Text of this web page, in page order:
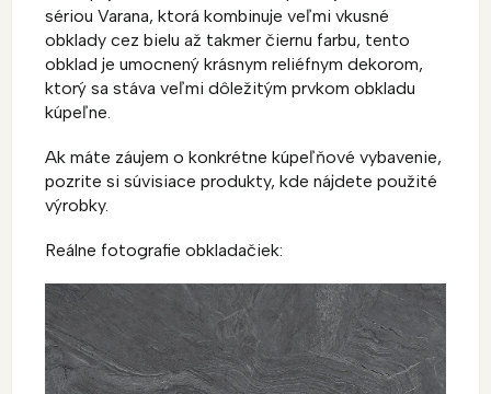
sériou Varana, ktorá kombinuje veľmi vkusné
obklady cez bielu až takmer čiernu farbu, tento
obklad je umocnený krásnym reliéfnym dekorom,
ktorý sa stáva veľmi dôležitým prvkom obkladu
kúpeľne.
Ak máte záujem o konkrétne kúpeľňové vybavenie,
pozrite si súvisiace produkty, kde nájdete použité
výrobky.
Reálne fotografie obkladačiek: